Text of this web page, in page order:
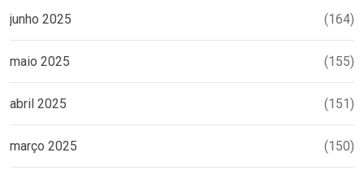
junho 2025 (164)
maio 2025 (155)
abril 2025 (151)
março 2025 (150)